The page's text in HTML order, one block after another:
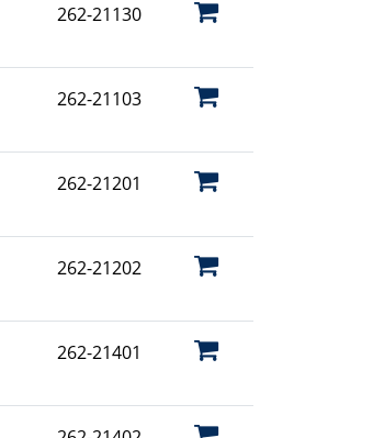
262-21130
262-21103
262-21201
262-21202
262-21401